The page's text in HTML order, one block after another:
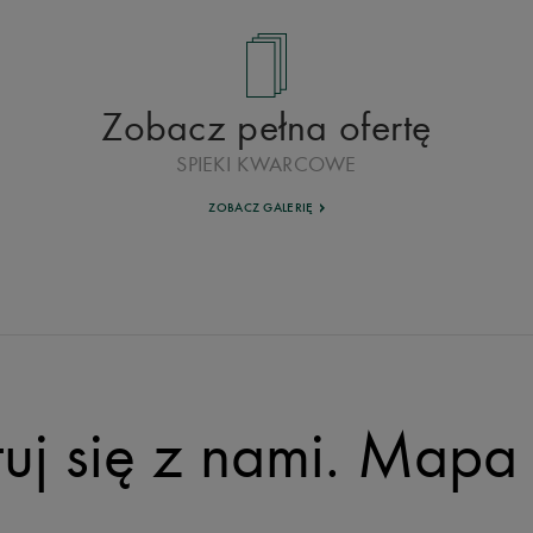
Zobacz pełna ofertę
SPIEKI KWARCOWE
ZOBACZ GALERIĘ
się z nami.